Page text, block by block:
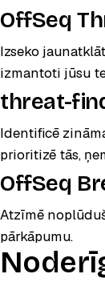
OffSeq
Izseko
izmantoti jūsu
threat-
Identificē
prioritizē tās,
OffSeq
Atzīmē
pārkāpumu.